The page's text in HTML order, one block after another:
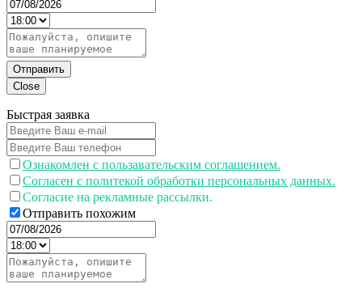
Отправить
Close
Быстрая заявка
Ознакомлен с пользавательским соглашением.
Согласен с политекой обработки персональных данных.
Согласие на рекламные рассылки.
Отправить похожим